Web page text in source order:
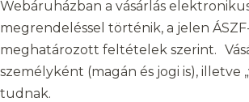
Webáruházban a vásárlás
megrendeléssel történik, a jelen
meghatározott feltételek szerint.
személyként (magán és jogi is), illetve
tudnak.